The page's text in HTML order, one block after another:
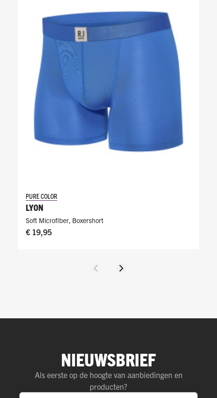
PURE COLOR
LYON
Soft Microfiber, Boxershort
€ 19,95
Vorige Volgende
NIEUWSBRIEF
Als eerste op de hoogte van aanbiedingen en
producten?